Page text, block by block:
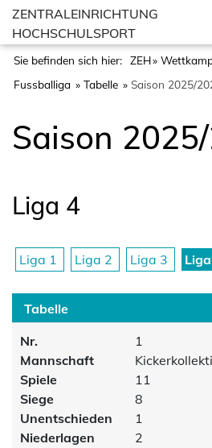
ZENTRALEINRICHTUNG
HOCHSCHULSPORT
Sie befinden sich hier: ZEH
Fussballiga
Tabelle Saison 2025/
Saison
Liga 4
Liga 1 Liga 2 Liga 3
Tabelle
Nr.
1
Mannschaft
Spiele
11
Siege
8
Unentschieden
1
Niederlagen
2